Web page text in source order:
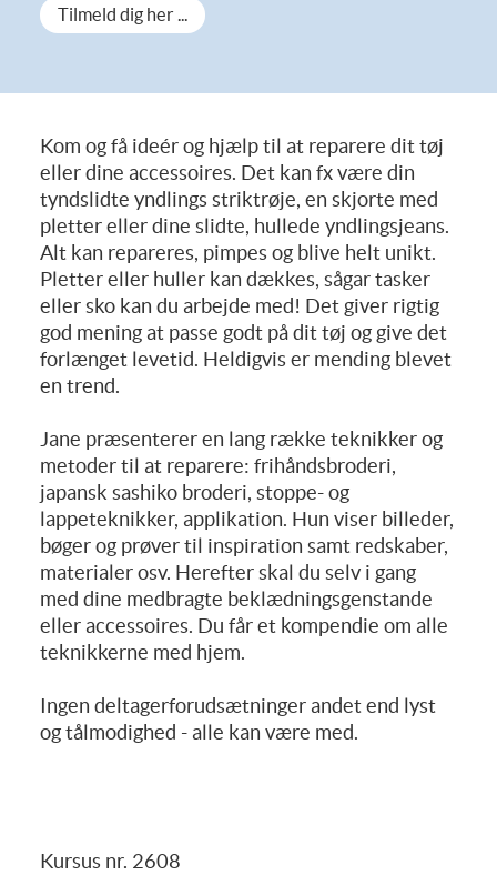
Tilmeld dig her ...
Kom og få ideér og hjælp til at reparere dit tøj
eller dine accessoires. Det kan fx være din
tyndslidte yndlings striktrøje, en skjorte med
pletter eller dine slidte, hullede yndlingsjeans.
Alt kan repareres, pimpes og blive helt unikt.
Pletter eller huller kan dækkes, sågar tasker
eller sko kan du arbejde med! Det giver rigtig
god mening at passe godt på dit tøj og give det
forlænget levetid. Heldigvis er mending blevet
en trend.
Jane præsenterer en lang række teknikker og
metoder til at reparere: frihåndsbroderi,
japansk sashiko broderi, stoppe- og
lappeteknikker, applikation. Hun viser billeder,
bøger og prøver til inspiration samt redskaber,
materialer osv. Herefter skal du selv i gang
med dine medbragte beklædningsgenstande
eller accessoires. Du får et kompendie om alle
teknikkerne med hjem.
Ingen deltagerforudsætninger andet end lyst
og tålmodighed - alle kan være med.
Kursus nr. 2608